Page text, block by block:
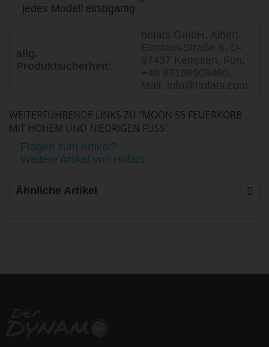
jedes Modell einzigartig
allg.
Produktsicherheit:
höfats GmbH, Albert-
Einstein-Straße 6, D-
87437 Kempten, Fon:
+49 83198909460,
Mail: info@hofats.com
WEITERFÜHRENDE LINKS ZU "MOON 55 FEUERKORB
MIT HOHEM UND NIEDRIGEN FUSS"
Fragen zum Artikel?
Weitere Artikel von Höfats
Ähnliche Artikel